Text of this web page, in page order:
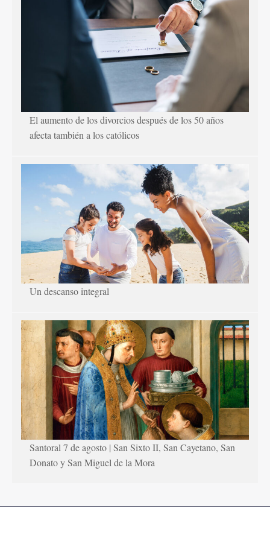
El aumento de los divorcios después de los 50 años
afecta también a los católicos
Un descanso integral
Santoral 7 de agosto | San Sixto II, San Cayetano, San
Donato y San Miguel de la Mora